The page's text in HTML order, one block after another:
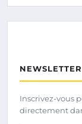
NEWSLETTER
Inscrivez-vous
directement